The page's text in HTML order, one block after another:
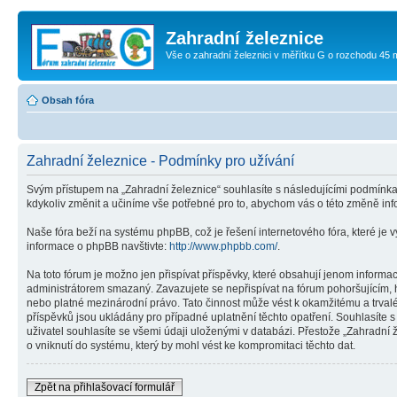
Zahradní železnice
Vše o zahradní železnici v měřítku G o rozchodu 45
Obsah fóra
Zahradní železnice - Podmínky pro užívání
Svým přístupem na „Zahradní železnice“ souhlasíte s následujícími
kdykoliv změnit a učiníme vše potřebné pro to, abychom vás o této změně
Naše fóra beží na systému phpBB, což je řešení internetového fóra, které je
informace o phpBB navštivte: http://www.phpbb.com/.
Na toto fórum je možno jen přispívat příspěvky, které obsahují jenom
administrátorem smazaný. Zavazujete se nepřispívat na fórum
nebo platné mezinárodní právo. Tato činnost může vést k okamžitému a
příspěvků jsou ukládány pro případné uplatnění těchto opatření. Souhlasíte
uživatel souhlasíte se všemi údaji uloženými v databázi. Přestože
o vniknutí do systému, který by mohl vést ke kompromitaci těchto dat.
Zpět na přihlašovací formulář